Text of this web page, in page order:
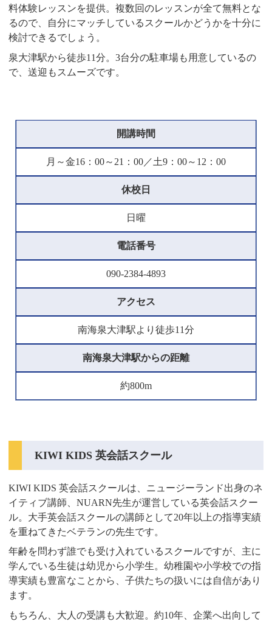
料体験レッスンを提供。複数回のレッスンが全て無料とな
るので、自分にマッチしているスクールかどうかを十分に
検討できるでしょう。
泉大津駅から徒歩11分。3台分の駐車場も用意しているの
で、送迎もスムーズです。
開講時間
月～金16：00～21：00／土9：00～12：00
休校日
日曜
電話番号
090-2384-4893
アクセス
南海泉大津駅より徒歩11分
南海泉大津駅からの距離
約800m
KIWI KIDS 英会話スクール
KIWI KIDS 英会話スクールは、ニュージーランド出身のネ
イティブ講師、NUARN先生が運営している英会話スクー
ル。大手英会話スクールの講師として20年以上の指導実績
を重ねてきたベテランの先生です。
年齢を問わず誰でも受け入れているスクールですが、主に
学んでいる生徒は幼児から小学生。幼稚園や小学校での指
導実績も豊富なことから、子供たちの扱いには自信があり
ます。
もちろん、大人の受講も大歓迎。約10年、企業へ出向して